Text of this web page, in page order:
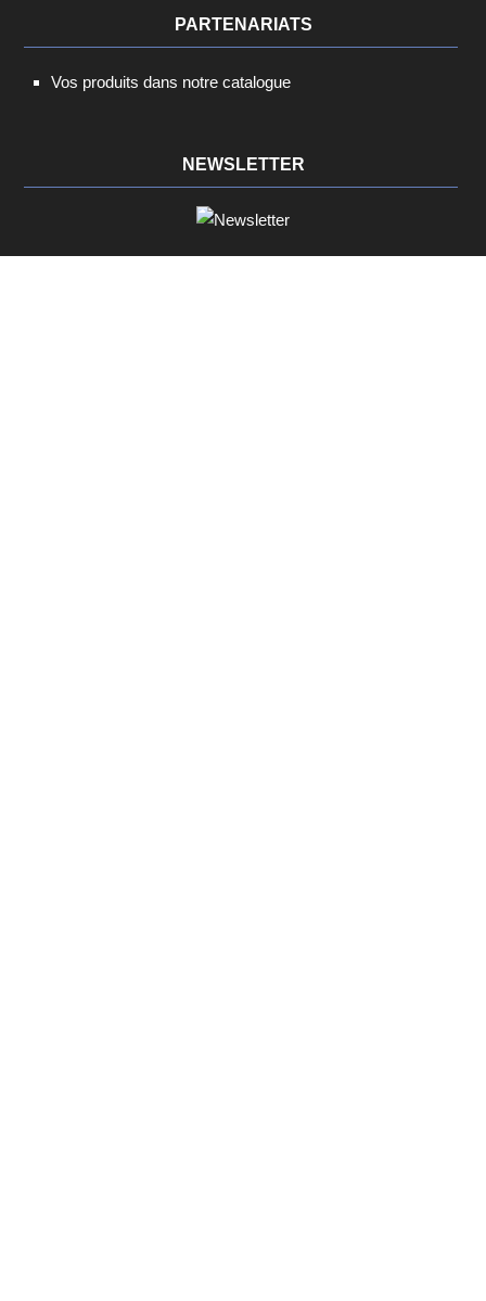
PARTENARIATS
Vos produits dans notre catalogue
NEWSLETTER